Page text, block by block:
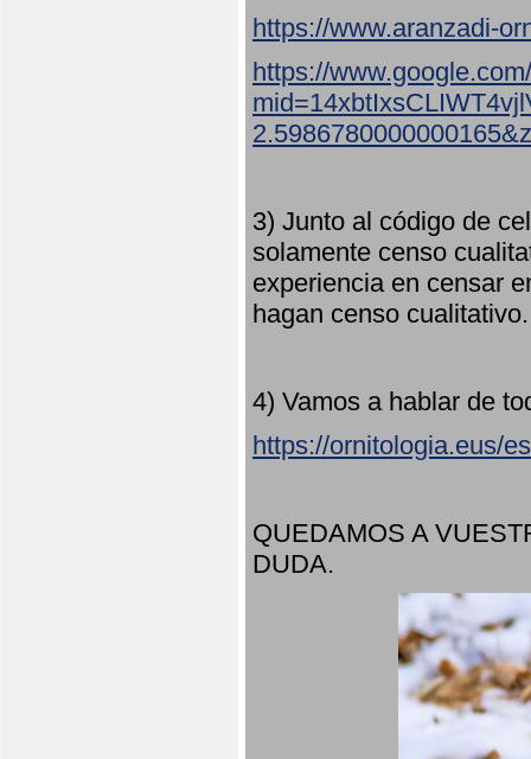
https://www.aranzadi-
https://
3) Junto al código de
solamente censo
experiencia en censar
hagan censo
4) Vamos a hablar de
https://ornitologia.eus/
QUEDAMOS A
DUDA.